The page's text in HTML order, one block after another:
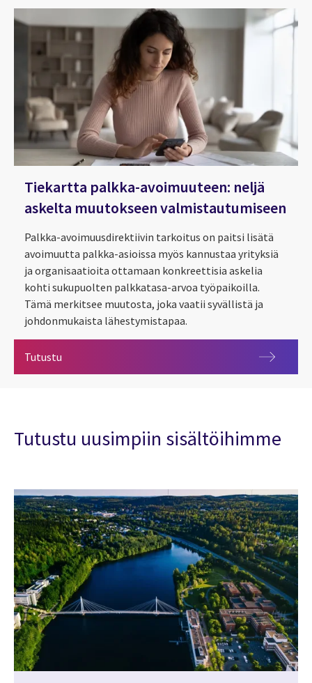
Tiekartta palkka-avoimuuteen: neljä
askelta muutokseen valmistautumiseen
Palkka-avoimuusdirektiivin tarkoitus on paitsi lisätä
avoimuutta palkka-asioissa myös kannustaa yrityksiä
ja organisaatioita ottamaan konkreettisia askelia
kohti sukupuolten palkkatasa-arvoa työpaikoilla.
Tämä merkitsee muutosta, joka vaatii syvällistä ja
johdonmukaista lähestymistapaa.
Tutustu Tiekartta palkka-avoimuuteen: neljä askelta
Tutustu uusimpiin sisältöihimme